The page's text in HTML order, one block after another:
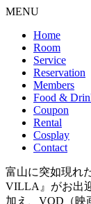
MENU
Home
Room
Service
Reservation
Members
Food &
Coupon
Rental
Cosplay
Contact
富山に突如現れ
VILLA』がお出
加え、VOD（映